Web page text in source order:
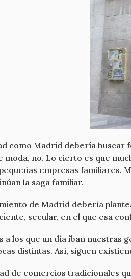
como Madrid debería buscar
moda, no. Lo cierto es que
empresas familiares.
la saga familiar.
de Madrid debería
secular, en el que esa
a los que un día iban nuestras
distintas. Así, siguen
de comercios tradicionales